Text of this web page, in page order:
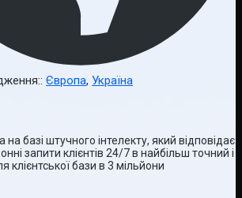
Європа, Україна
базі штучного інтелекту, який відповідає
запити клієнтів 24/7 в найбільш точний і
клієнтської бази в 3 мільйони